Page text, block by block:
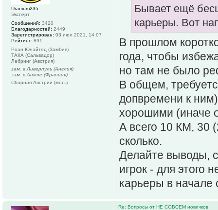
Бывает ещё
карьеры. Вот
В прошлом
года, чтобы
но там не было
В общем,
допвремени к
хорошими (иначе
А всего 10 КМ, 30
сколько.
Делайте выводы,
игрок - для этого
карьеры в начале
Uranium235
Эксперт
Сообщений: 3420
Благодарностей: 2449
Зарегистрирован: 03 июл 2021, 14:07
Рейтинг: 891
Роан Юнайтед (Замбия)
ТАКА (Сальвадор)
Лебринг (Австрия)
зам. в Ливерпуль (Англия)
зам. в Анжле (Франция)
Сборная Австрии (мол.)
Re: Вопросы от НЕ СОВСЕМ новичков